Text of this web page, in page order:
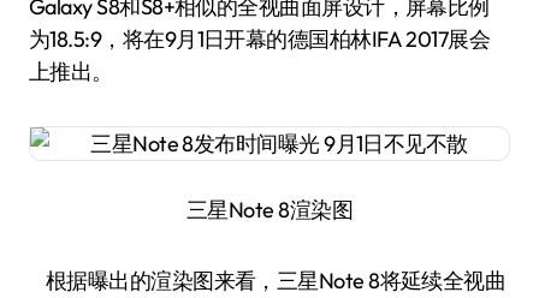
Galaxy S8和S8+相似的全视曲面屏设计，屏幕比例
为18.5:9，将在9月1日开幕的德国柏林IFA 2017展会
上推出。
三星Note 8渲染图
根据曝出的渲染图来看，三星Note 8将延续全视曲